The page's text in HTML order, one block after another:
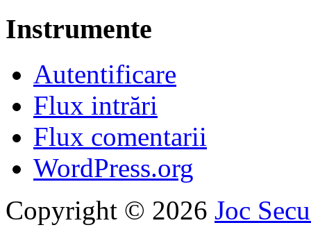
Instrumente
Autentificare
Flux intrări
Flux comentarii
WordPress.org
Copyright © 2026 Joc